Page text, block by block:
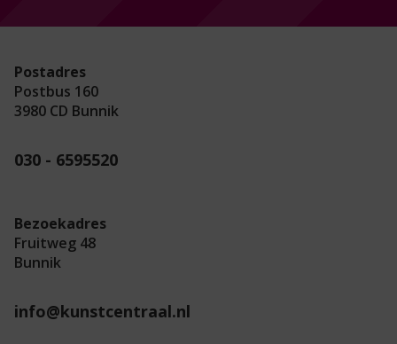
Postadres
Postbus 160
3980 CD Bunnik
030 - 6595520
Bezoekadres
Fruitweg 48
Bunnik
info@kunstcentraal.nl